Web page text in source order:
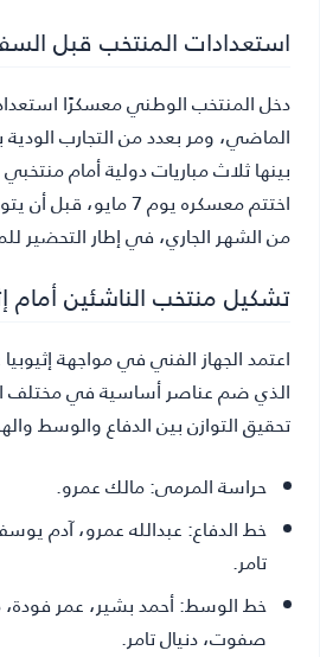
استعدادات المنتخب قبل
الماضي، ومر بعدد من التجارب
بينها ثلاث مباريات دولية أمام منتخبي
من الشهر الجاري، في إطار التحضير
تشكيل منتخب الناشئين أمام
اعتمد الجهاز الفني في مواجهة
الذي ضم عناصر أساسية في مختلف
تحقيق التوازن بين الدفاع والوسط
حراسة المرمى:مالك عمرو.
خط الدفاع:عبدالله عمرو، آدم
تامر.
خط الوسط:أحمد بشير، عمر
صفوت، دنيال تامر.